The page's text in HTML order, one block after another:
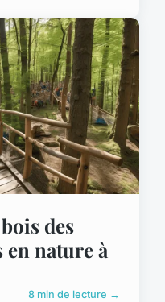
des
nature à
8 min de lecture →